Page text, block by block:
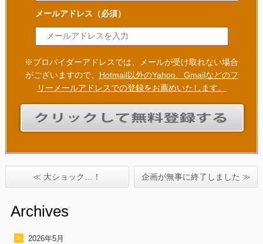
メールアドレス （必須）
※プロバイダーアドレスでは、メールが受け取れない場合
がございますので、 Hotmail以外のYahoo、Gmailなどのフ
リーメールアドレスでの登録をお薦めいたします。
≪ 大ショック…！ 企画が無事に終了しました ≫
Archives
2026年5月